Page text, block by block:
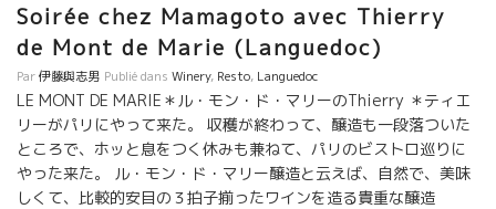
グドック地方はアルコール度数が８～１１度というワインを大量
に造っていたのである。 こんなワインを北フランス、北ヨーロパ
にドンドン出荷していたのである。 昔はまだ機械もなく、勿論
コンピューターもない時代の人々の労働はすべて体を使て働く肉
体労働の時代だった。 労働者達が厳しい肉体労働をしたあと、ゴ
クンゴクンと水代わりに飲めるワインが必要だった。 当時のワイ
ン造りは、まだ農薬も化学肥料もない時代の話である。 勿論、人
工酵母もない時代の話である。 つまり今風に云えば自然派ワイン
Soirée chez Mamagoto avec Thierry
de Mont de Marie (Languedoc)
Par伊藤與志男 Publié dans Winery, Resto, Languedoc
LE MONT DE MARIE＊ル・モン・ド・マリーのThierry ＊ティエ
リーがパリにやって来た。 収穫が終わって、醸造も一段落ついた
ところで、ホッと息をつく休みも兼ねて、パリのビストロ巡りに
やった来た。 ル・モン・ド・マリー醸造と云えば、自然で、美味
しくて、比較的安目の３拍子揃ったワインを造る貴重な醸造